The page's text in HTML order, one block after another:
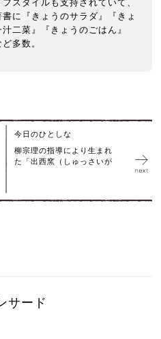
スタイルも支持されていて、
に『きょうのサラダ』『きょ
二菜』『きょうのごはん』
多数。
今日のひとしな
柳宗理の指導により生まれ
た「出西窯（しゅっさいが
サード